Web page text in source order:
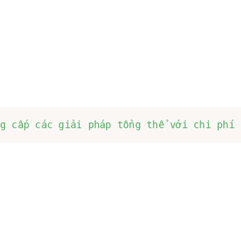
cấp các giải pháp tổng thể với chi